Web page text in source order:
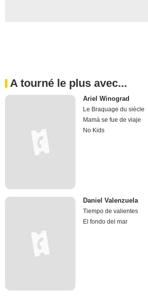
A tourné le plus avec...
Ariel Winograd
Le Braquage du siècle
Mamá se fue de viaje
No Kids
Daniel Valenzuela
Tiempo de valientes
El fondo del mar